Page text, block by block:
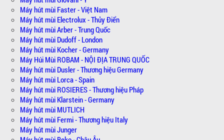
Máy hút mùi Faster - Việt Nam
Máy hút mùi Electrolux - Thủy Điển
Máy hút mùi Arber - Trung Quốc
Máy hút mùi Dudoff - London
Máy hút mùi Kocher - Germany
Máy Húi Mùi ROBAM - NỘI ĐỊA TRUNG QUỐC
Máy hút mùi Dusler - Thương hiệu Germany
Máy hút mùi Lorca - Spain
Máy hút mùi ROSIERES - Thương hiệu Pháp
Máy hút mùi Klarstein - Germany
Máy hút mùi MUTLICH
Máy hút mùi Fermi - Thương hiệu Italy
Máy hút mùi Junger